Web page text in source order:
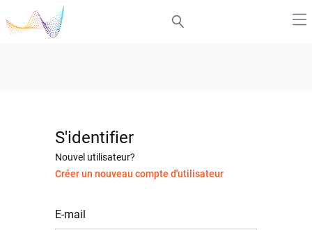
S'identifier
Nouvel utilisateur?
Créer un nouveau compte d'utilisateur
E-mail